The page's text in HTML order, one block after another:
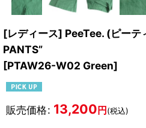
[レディース] PeeTee. (ピーテ
PANTS”
[PTAW26-W02 Green]
販売価格: 13,200円(税込)